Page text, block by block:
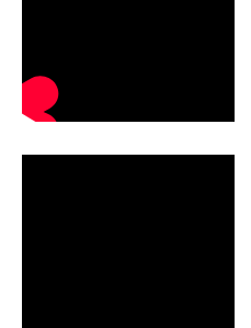
0/5(0 Reviews)